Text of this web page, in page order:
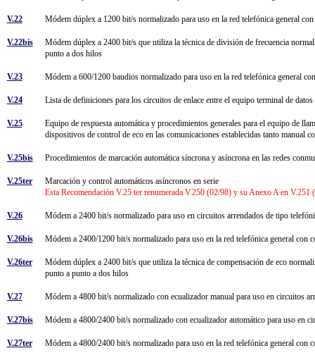
V.22 Módem dúplex a 1200 bit/s normalizado para uso en la red telefónica general
V.22bis
Módem dúplex a 2400 bit/s que utiliza la técnica de división de frecuencia
punto a dos hilos
V.23 Módem a 600/1200 baudios normalizado para uso en la red telefónica general
V.24 Lista de definiciones para los circuitos de enlace entre el equipo terminal de
V.25
Equipo de respuesta automática y procedimientos generales para el equipo de
dispositivos de control de eco en las comunicaciones establecidas tanto manual
V.25bis Procedimientos de marcación automática síncrona y asíncrona en las redes
V.25ter
Marcación y control automáticos asíncronos en serie
Esta Recomendación V.25 ter renumerada V.250 (02/98) y su Anexo A en V.251
V.26 Módem a 2400 bit/s normalizado para uso en circuitos arrendados de tipo
V.26bis Módem a 2400/1200 bit/s normalizado para uso en la red telefónica general con
V.26ter
Módem dúplex a 2400 bit/s que utiliza la técnica de compensación de eco
punto a punto a dos hilos
V.27 Módem a 4800 bit/s normalizado con ecualizador manual para uso en circuitos
V.27bis Módem a 4800/2400 bit/s normalizado con ecualizador automático para uso en
V.27ter Módem a 4800/2400 bit/s normalizado para uso en la red telefónica general con